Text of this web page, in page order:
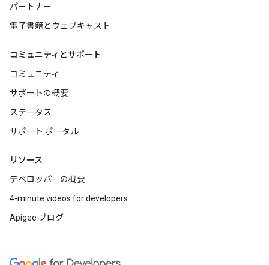
パートナー
電子書籍とウェブキャスト
コミュニティとサポート
コミュニティ
サポートの概要
ステータス
サポート ポータル
リソース
デベロッパーの概要
4-minute videos for developers
Apigee ブログ